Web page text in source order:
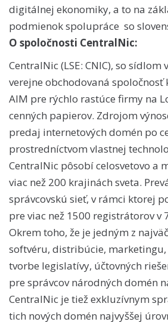
digitálnej ekonomiky, a to na
podmienok spolupráce so
O spoločnosti CentralNic:
CentralNic (LSE: CNIC), so sídlom
verejne obchodovaná spoločnosť
AIM pre rýchlo rastúce firmy na
cenných papierov. Zdrojom
predaj internetových domén po
prostredníctvom vlastnej
CentralNic pôsobí celosvetovo a
viac než 200 krajinách sveta.
správcovskú sieť, v rámci ktorej
pre viac než 1500 registrátorov v
Okrem toho, že je jedným z
softvéru, distribúcie,
tvorbe legislatívy, účtovných
pre správcov národných domén
CentralNic je tiež exkluzívnym
tich nových domén najvyššej